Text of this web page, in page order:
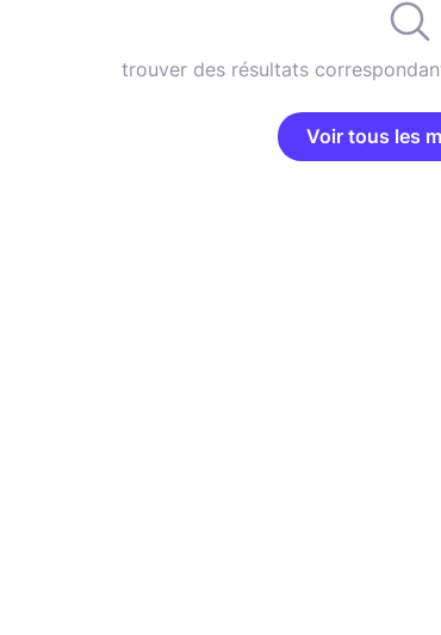
trouver des résultats
Voir tous les